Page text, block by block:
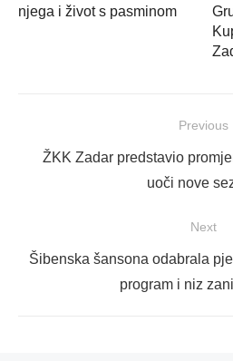
njega i život s pasminom
objava
Previous
Previous
ŽKK Zadar predstavio
uoči nove
Next
Next
Šibenska šansona odabrala
program i niz